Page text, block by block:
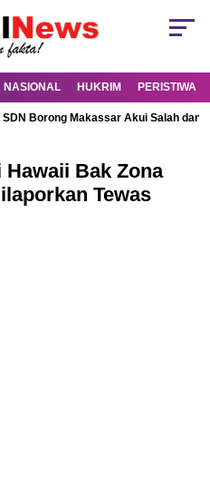
NASIONAL HUKRIM PERISTIWA
Borong Makassar Akui Salah dan
Bak Zona
Tewas